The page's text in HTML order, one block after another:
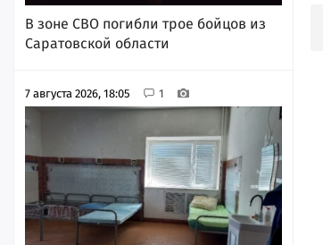
В зоне СВО погибли трое бойцов из
Саратовской области
7 августа 2026, 18:05 1